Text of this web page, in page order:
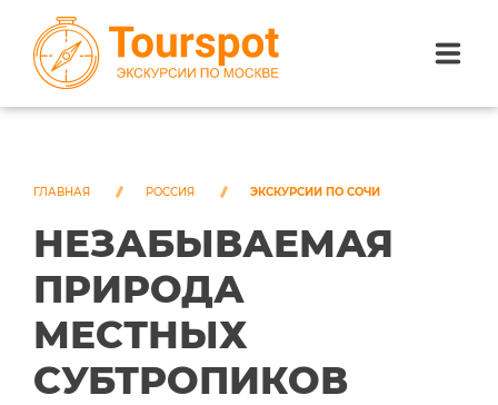
ЭКСКУРСИИ ПО МОСКВЕ
ЭКСКУРСИИ ПО СОЧИ
О НАС
ГЛАВНАЯ РОССИЯ ЭКСКУРСИИ ПО СОЧИ
НЕЗАБЫВАЕМАЯ
ПРИРОДА
МЕСТНЫХ
СУБТРОПИКОВ